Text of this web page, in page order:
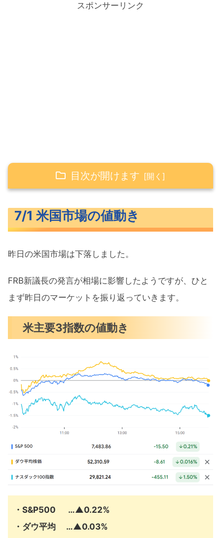
スポンサーリンク
目次が開けます
米主要3指数の値動き
為替（ドル円）
S&P500ヒートマップ
セクター別パフォーマンス
S&P500チャート分析
米国市場のトピックス
米・イランの間接協議進展見られず
マイクロンとＧＭが長期供給契約
7月の注目イベントについて
7/1 米国市場の値動き
昨日の米国市場は下落しました。
FRB新議長の発言が相場に影響したようですが、ひと
まず昨日のマーケットを振り返っていきます。
米主要3指数の値動き
・S&P500 …▲0.22%
・ダウ平均 …▲0.03%